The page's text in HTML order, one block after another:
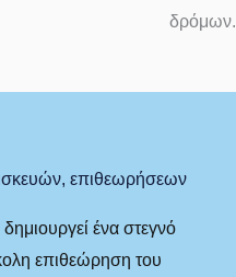
δρόμων.
επιθεωρήσεων
ένα στεγνό
επιθεώρηση του